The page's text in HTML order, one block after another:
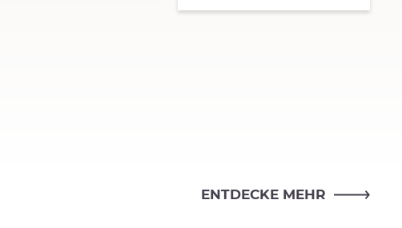
ENTDECKE MEHR